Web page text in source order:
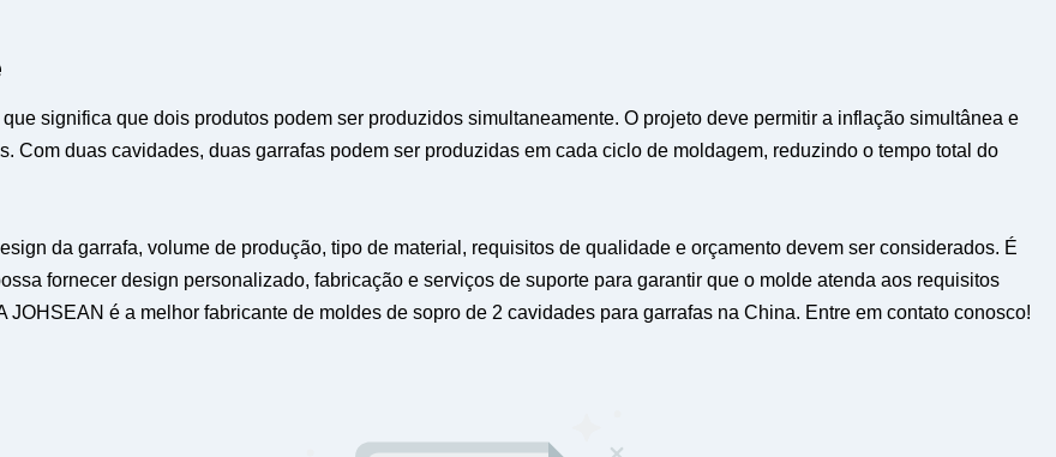
significa que dois produtos podem ser produzidos simultaneamente. O projeto deve permitir a inflação simultânea e
Com duas cavidades, duas garrafas podem ser produzidas em cada ciclo de moldagem, reduzindo o tempo total do
da garrafa, volume de produção, tipo de material, requisitos de qualidade e orçamento devem ser considerados. É
fornecer design personalizado, fabricação e serviços de suporte para garantir que o molde atenda aos requisitos
é a melhor fabricante de moldes de sopro de 2 cavidades para garrafas na China. Entre em contato conosco!